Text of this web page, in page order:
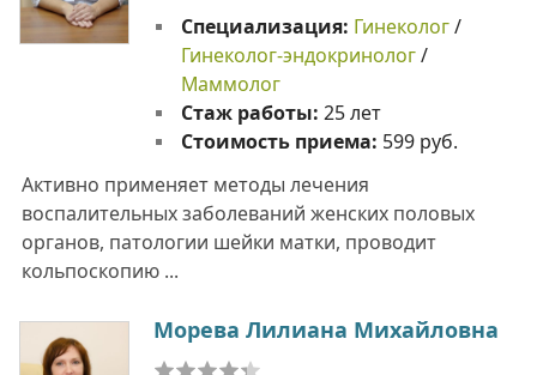
Специализация: Гинеколог/
Гинеколог-эндокринолог/
Маммолог
Стаж работы: 25 лет
Стоимость приема: 599 руб.
Активно применяет методы лечения
воспалительных заболеваний женских половых
органов, патологии шейки матки, проводит
кольпоскопию ...
Морева Лилиана Михайловна